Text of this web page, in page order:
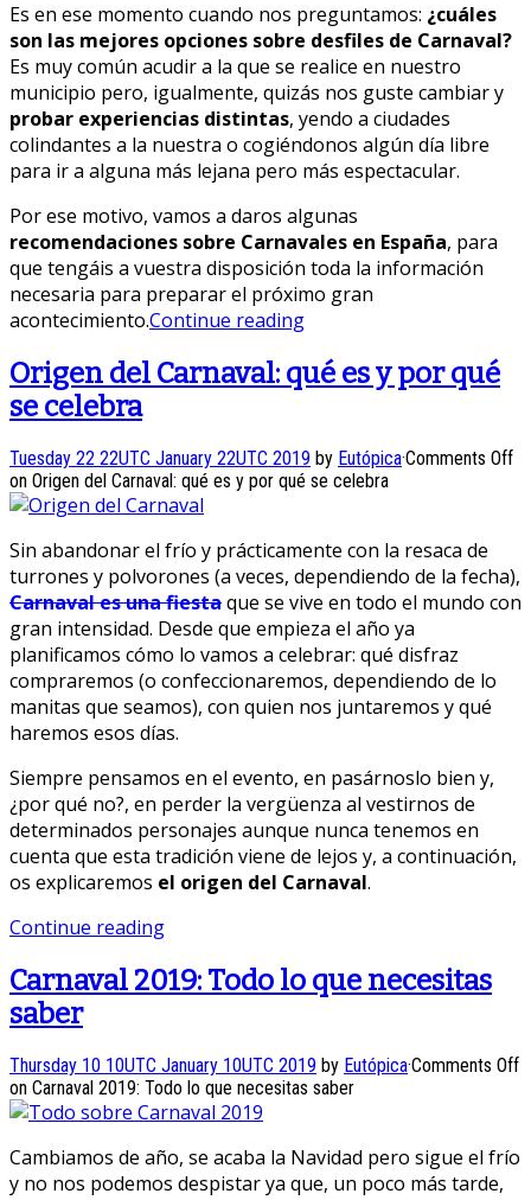
Es en ese momento cuando nos preguntamos: ¿cuáles
son las mejores opciones sobre desfiles de Carnaval?
Es muy común acudir a la que se realice en nuestro
municipio pero, igualmente, quizás nos guste cambiar y
probar experiencias distintas, yendo a ciudades
colindantes a la nuestra o cogiéndonos algún día libre
para ir a alguna más lejana pero más espectacular.
Por ese motivo, vamos a daros algunas
recomendaciones sobre Carnavales en España, para
que tengáis a vuestra disposición toda la información
necesaria para preparar el próximo gran
acontecimiento.Continue reading
Origen del Carnaval: qué es y por qué
se celebra
Tuesday 22 22UTC January 22UTC 2019 by Eutópica·Comments Off
on Origen del Carnaval: qué es y por qué se celebra
Sin abandonar el frío y prácticamente con la resaca de
turrones y polvorones (a veces, dependiendo de la fecha),
Carnaval es una fiestaque se vive en todo el mundo con
gran intensidad. Desde que empieza el año ya
planificamos cómo lo vamos a celebrar: qué disfraz
compraremos (o confeccionaremos, dependiendo de lo
manitas que seamos), con quien nos juntaremos y qué
haremos esos días.
Siempre pensamos en el evento, en pasárnoslo bien y,
¿por qué no?, en perder la vergüenza al vestirnos de
determinados personajes aunque nunca tenemos en
cuenta que esta tradición viene de lejos y, a continuación,
os explicaremos el origen del Carnaval.
Continue reading
Carnaval 2019: Todo lo que necesitas
saber
Thursday 10 10UTC January 10UTC 2019 by Eutópica·Comments Off
on Carnaval 2019: Todo lo que necesitas saber
Cambiamos de año, se acaba la Navidad pero sigue el frío
y no nos podemos despistar ya que, un poco más tarde,